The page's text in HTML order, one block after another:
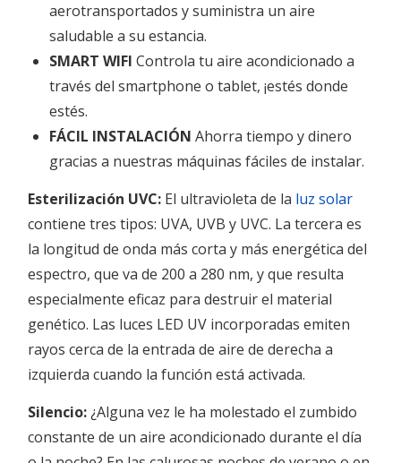
aerotransportados y suministra un aire
saludable a su estancia.
SMART WIFI Controla tu aire acondicionado a
través del smartphone o tablet, ¡estés donde
estés.
FÁCIL INSTALACIÓN Ahorra tiempo y dinero
gracias a nuestras máquinas fáciles de instalar.
Esterilización UVC: El ultravioleta de la luz solar
contiene tres tipos: UVA, UVB y UVC. La tercera es
la longitud de onda más corta y más energética del
espectro, que va de 200 a 280 nm, y que resulta
especialmente eficaz para destruir el material
genético. Las luces LED UV incorporadas emiten
rayos cerca de la entrada de aire de derecha a
izquierda cuando la función está activada.
Silencio:¿Alguna vez le ha molestado el zumbido
constante de un aire acondicionado durante el día